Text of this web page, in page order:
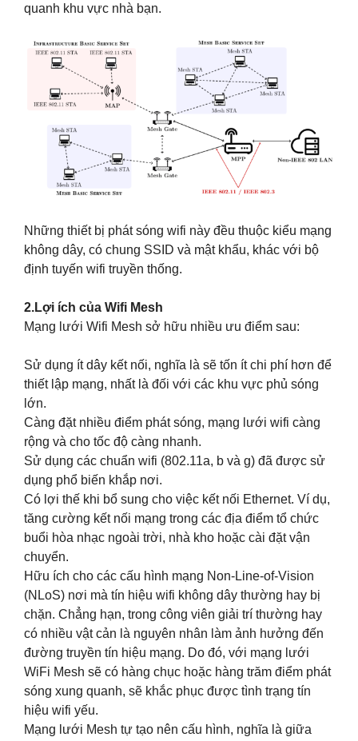
quanh khu vực nhà bạn.
Những thiết bị phát sóng wifi này đều thuộc kiểu mạng
không dây, có chung SSID và mật khẩu, khác với bộ
định tuyến wifi truyền thống.
2.Lợi ích của Wifi Mesh
Mạng lưới Wifi Mesh sở hữu nhiều ưu điểm sau:
Sử dụng ít dây kết nối, nghĩa là sẽ tốn ít chi phí hơn để
thiết lập mạng, nhất là đối với các khu vực phủ sóng
lớn.
Càng đặt nhiều điểm phát sóng, mạng lưới wifi càng
rộng và cho tốc độ càng nhanh.
Sử dụng các chuẩn wifi (802.11a, b và g) đã được sử
dụng phổ biến khắp nơi.
Có lợi thế khi bổ sung cho việc kết nối Ethernet. Ví dụ,
tăng cường kết nối mạng trong các địa điểm tổ chức
buổi hòa nhạc ngoài trời, nhà kho hoặc cài đặt vận
chuyển.
Hữu ích cho các cấu hình mạng Non-Line-of-Vision
(NLoS) nơi mà tín hiệu wifi không dây thường hay bị
chặn. Chẳng hạn, trong công viên giải trí thường hay
có nhiều vật cản là nguyên nhân làm ảnh hưởng đến
đường truyền tín hiệu mạng. Do đó, với mạng lưới
WiFi Mesh sẽ có hàng chục hoặc hàng trăm điểm phát
sóng xung quanh, sẽ khắc phục được tình trạng tín
hiệu wifi yếu.
Mạng lưới Mesh tự tạo nên cấu hình, nghĩa là giữa